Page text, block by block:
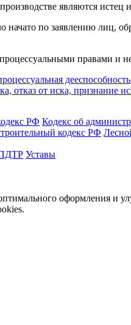
являются истец
начато по заявлению лиц,
правами и
отказ от иска, признание
РФ Кодекс об
кодекс РФ
Уставы
оформления и